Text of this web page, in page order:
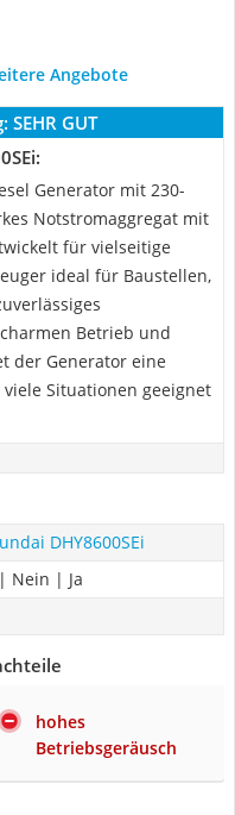
Angebote
SEHR GUT
Generator mit 230-
Notstromaggregat mit
für vielseitige
ideal für Baustellen,
Betrieb und
der Generator eine
Situationen geeignet
DHY8600SEi
Nein | Ja
hohes
Betriebsgeräusch